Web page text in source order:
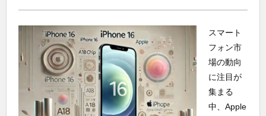
スマート
フォン市
場の動向
に注目が
集まる
中、Apple